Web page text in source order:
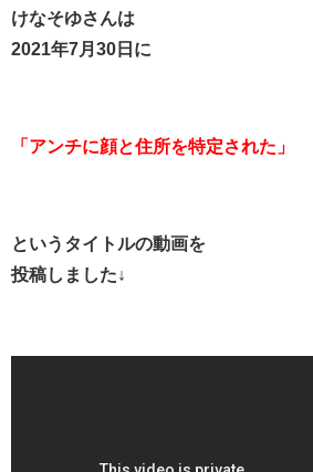
けなそゆさんは
2021年7月30日に
「アンチに顔と住所を特定された」
というタイトルの動画を
投稿しました↓